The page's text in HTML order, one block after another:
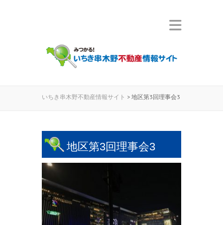
いちき串木野不動産情報サイト > 地区第3回理事会3
地区第3回理事会3